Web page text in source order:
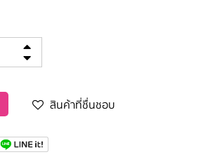
สินค้าที่ชื่นชอบ